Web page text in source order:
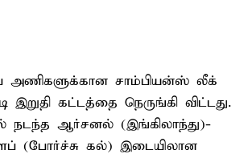
அணிகளுக்கான சாம்பியன்ஸ் லீக்
இறுதி கட்டத்தை நெருங்கி விட்டது.
நடந்த ஆர்சனல் (இங்கிலாந்து)-
(போர்ச்சு கல்) இடையிலான